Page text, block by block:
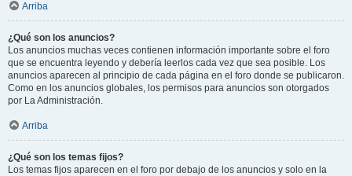
Arriba
¿Qué son los anuncios?
Los anuncios muchas veces contienen información importante sobre el foro
que se encuentra leyendo y debería leerlos cada vez que sea posible. Los
anuncios aparecen al principio de cada página en el foro donde se publicaron.
Como en los anuncios globales, los permisos para anuncios son otorgados
por La Administración.
Arriba
¿Qué son los temas fijos?
Los temas fijos aparecen en el foro por debajo de los anuncios y solo en la